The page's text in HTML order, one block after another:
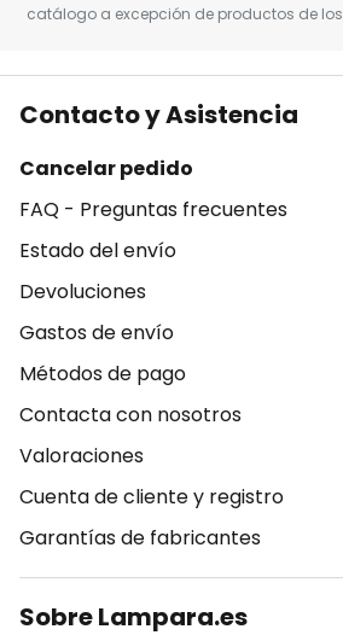
catálogo a excepción de productos de los
Contacto y Asistencia
Cancelar pedido
FAQ - Preguntas frecuentes
Estado del envío
Devoluciones
Gastos de envío
Métodos de pago
Contacta con nosotros
Valoraciones
Cuenta de cliente y registro
Garantías de fabricantes
Sobre Lampara.es